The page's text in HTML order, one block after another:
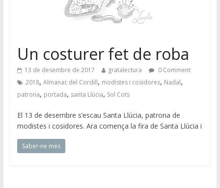
Un costurer fet de roba
13 de desembre de 2017 gratalectura
0 Comment
2018, Almanac del Cordill, modistes i cosidores, Nadal,
patrona, portada, santa Llúcia, Sol Cots
El 13 de desembre s’escau Santa Llúcia, patrona de
modistes i cosidores. Ara comença la fira de Santa Llúcia i
Saber-ne més